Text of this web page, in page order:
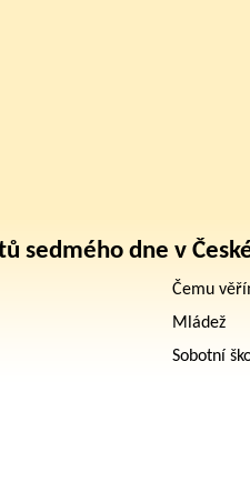
sedmého dne v
Čemu
Mládež
Sobotní